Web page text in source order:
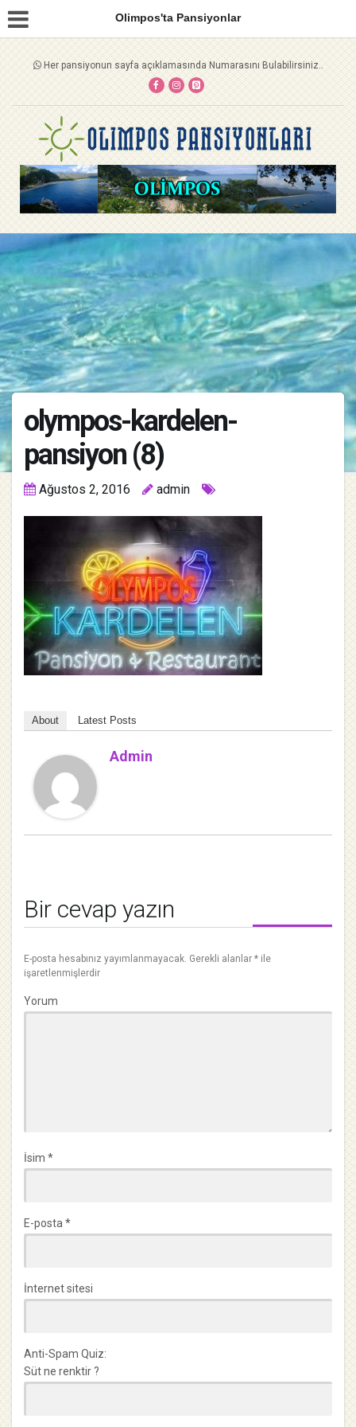
Olimpos'ta Pansiyonlar
Her pansiyonun sayfa açıklamasında Numarasını Bulabilirsiniz..
olympos-kardelen-
pansiyon (8)
Ağustos 2, 2016 admin
About Latest Posts
Admin
Bir cevap yazın
E-posta hesabınız yayımlanmayacak. Gerekli alanlar * ile
işaretlenmişlerdir
Yorum
İsim *
E-posta *
İnternet sitesi
Anti-Spam Quiz:
Süt ne renktir ?